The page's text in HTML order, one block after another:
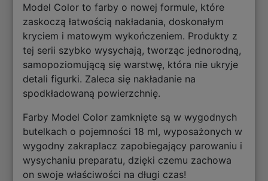
Model Color to farby o nowej formule, które
zaskoczą łatwością nakładania, doskonałym
kryciem i matowym wykończeniem. Produkty z
tej serii szybko wysychają, tworząc jednorodną,
samopoziomującą się warstwę, która nie ukryje
detali figurki. Zaleca się nakładanie na
spodkładowaną powierzchnię.
Farby Model Color zamknięte są w wygodnych
butelkach o pojemności 18 ml, wyposażonych w
wygodny zakraplacz zapobiegający parowaniu i
wysychaniu preparatu, dzięki czemu zachowa
on swoje właściwości na długi czas!